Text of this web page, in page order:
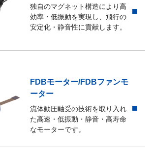
独自のマグネット構造により高
効率・低振動を実現し、飛行の
安定化・静音性に貢献します。
FDBモーター/FDBファンモ
ーター
流体動圧軸受の技術を取り入れ
た高速・低振動・静音・高寿命
なモーターです。